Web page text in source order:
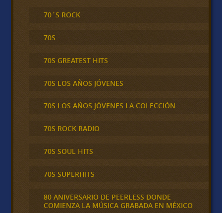
70´S ROCK
70S
70S GREATEST HITS
70S LOS AÑOS JÓVENES
70S LOS AÑOS JÓVENES LA COLECCIÓN
70S ROCK RADIO
70S SOUL HITS
70S SUPERHITS
80 ANIVERSARIO DE PEERLESS DONDE
COMIENZA LA MÚSICA GRABADA EN MÉXICO